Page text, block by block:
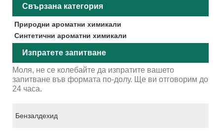
Свързана категория
Природни ароматни химикали
Синтетични ароматни химикали
Изпратете запитване
Моля, не се колебайте да изпратите вашето
запитване във формата по-долу. Ще ви отговорим до
24 часа.